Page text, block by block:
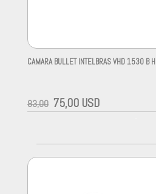
CAMARA BULLET INTELBRAS VHD 1530
83,00 75,00 USD